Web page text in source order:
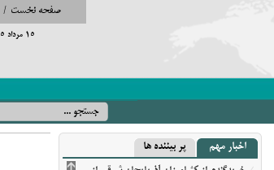
صفحه نخست /
15 مرداد 1405
اخبار مهم پر بیننده ها